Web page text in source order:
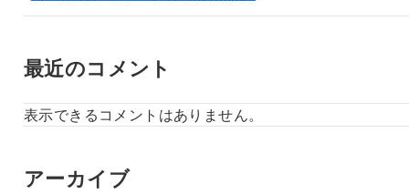
最近のコメント
表示できるコメントはありません。
アーカイブ